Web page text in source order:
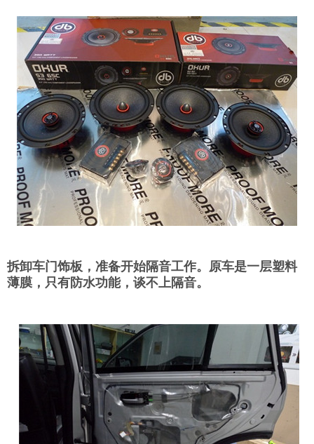
拆卸车门饰板，准备开始隔音工作。原车是一层塑料
薄膜，只有防水功能，谈不上隔音。